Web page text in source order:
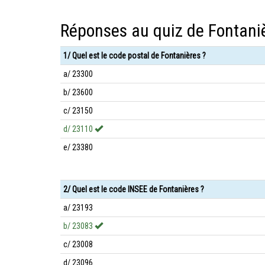
Réponses au quiz de
1/ Quel est le code postal de Fontanières ?
a/ 23300
b/ 23600
c/ 23150
d/ 23110
e/ 23380
2/ Quel est le code INSEE de Fontanières ?
a/ 23193
b/ 23083
c/ 23008
d/ 23096